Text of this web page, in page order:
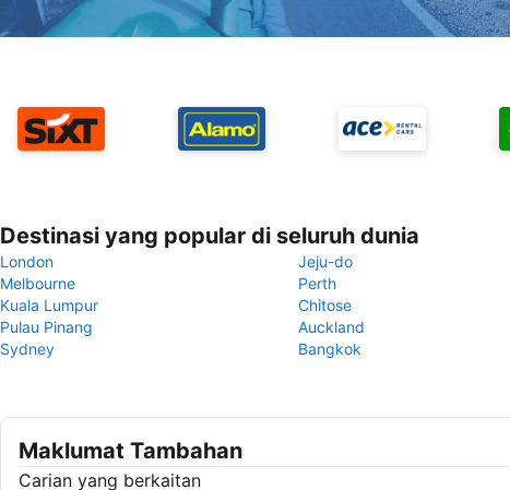
Destinasi yang popular di seluruh dunia
London
Jeju-do
Melbourne
Perth
Kuala Lumpur
Chitose
Pulau Pinang
Auckland
Sydney
Bangkok
Maklumat Tambahan
Carian yang berkaitan